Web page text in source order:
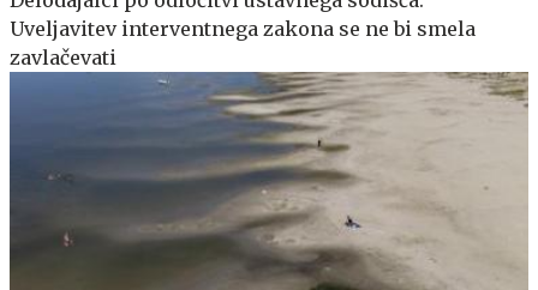
Uveljavitev interventnega zakona se ne bi smela
zavlačevati